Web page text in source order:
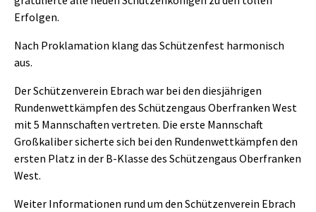
Erfolgen.
Nach Proklamation klang das Schützenfest harmonisch
aus.
Der Schützenverein Ebrach war bei den diesjährigen
Rundenwettkämpfen des Schützengaus Oberfranken West
mit 5 Mannschaften vertreten. Die erste Mannschaft
Großkaliber sicherte sich bei den Rundenwettkämpfen den
ersten Platz in der B-Klasse des Schützengaus Oberfranken
West.
Weiter Informationen rund um den Schützenverein Ebrach